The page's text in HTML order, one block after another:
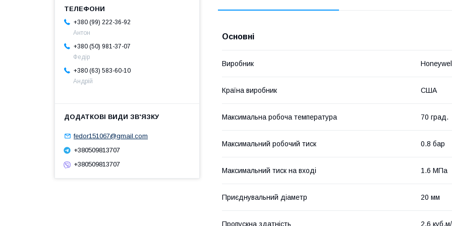
Основні
Виробник Honeywell
Країна виробник США
Максимальна робоча температура 70 град.
Максимальний робочий тиск 0.8 бар
Максимальний тиск на вході 1.6 МПа
Приєднувальний діаметр 20 мм
Пропускна здатність 2.6
+380 (99) 222-36-92
Антон
+380 (50) 981-37-07
Федір
+380 (63) 583-60-10
Андрій
fedor151067@gmail.com
+380509813707
+380509813707